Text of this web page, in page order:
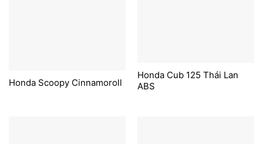
Honda Scoopy Cinnamoroll
Honda Cub 125 Thái Lan
ABS